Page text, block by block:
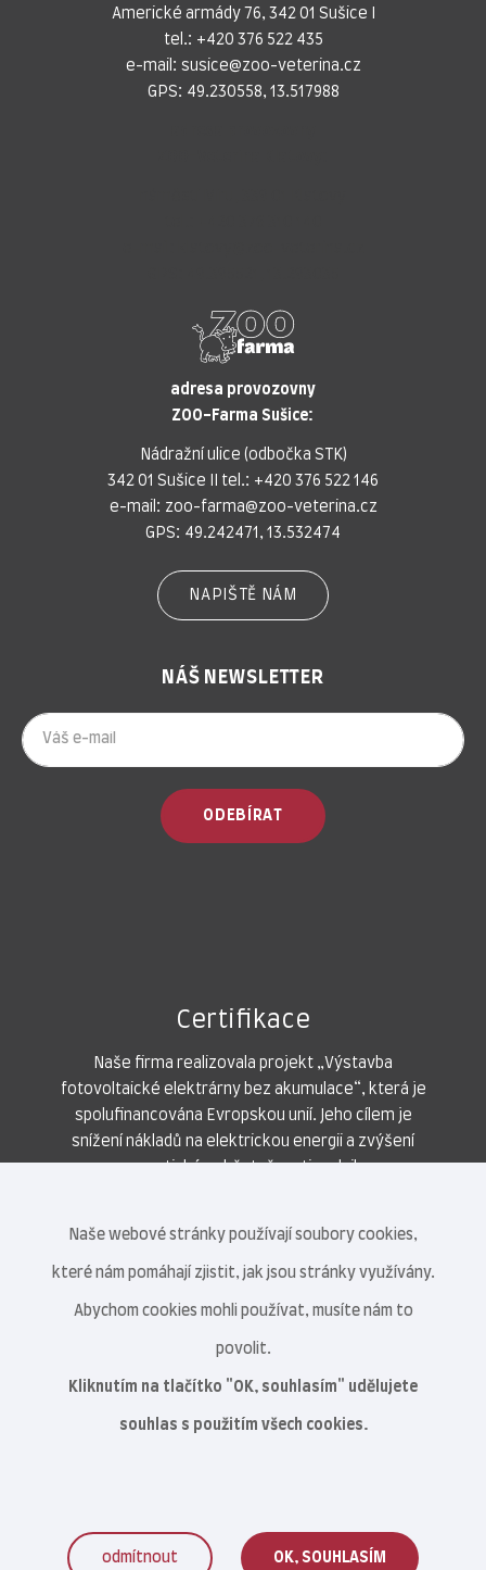
Americké armády 76, 342 01 Sušice I
tel.: +420 376 522 435
e-mail: susice@zoo-veterina.cz
GPS: 49.230558, 13.517988
adresa provozovny
ZOO-Farma Sušice:
Nádražní ulice (odbočka STK)
342 01 Sušice II tel.: +420 376 522 146
e-mail: zoo-farma@zoo-veterina.cz
GPS: 49.242471, 13.532474
NAPIŠTĚ NÁM
NÁŠ NEWSLETTER
ODEBÍRAT
Certifikace
Naše firma realizovala projekt „Výstavba
fotovoltaické elektrárny bez akumulace“, která je
spolufinancována Evropskou unií. Jeho cílem je
snížení nákladů na elektrickou energii a zvýšení
Naše webové stránky používají soubory cookies,
které nám pomáhají zjistit, jak jsou stránky využívány.
Abychom cookies mohli používat, musíte nám to
povolit.
Kliknutím na tlačítko "OK, souhlasím" udělujete
souhlas s použitím všech cookies.
odmítnout OK, SOUHLASÍM